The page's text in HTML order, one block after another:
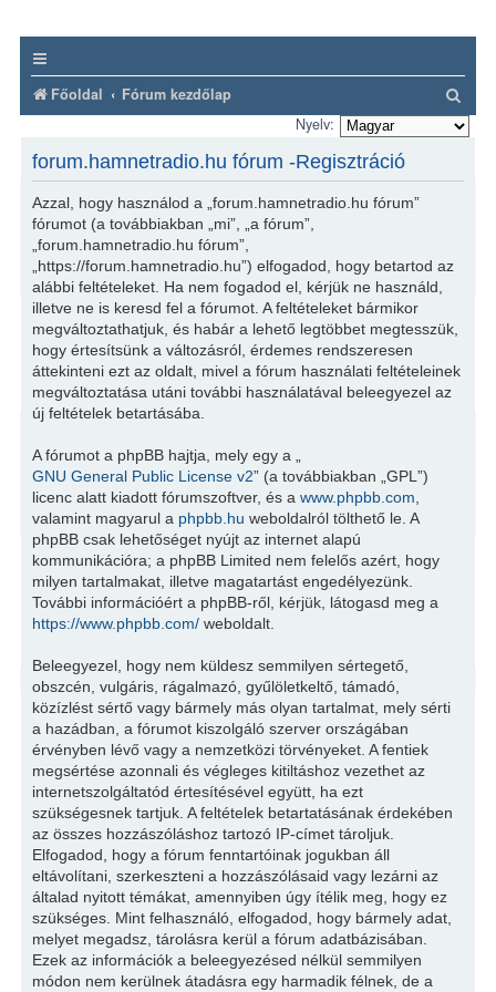
Főoldal Fórum kezdőlap
e
e
Nyelv:
forum.hamnetradio.hu fórum -Regisztráció
Azzal, hogy használod a „forum.hamnetradio.hu fórum”
fórumot (a továbbiakban „mi”, „a fórum”,
„forum.hamnetradio.hu fórum”,
„https://forum.hamnetradio.hu”) elfogadod, hogy betartod az
alábbi feltételeket. Ha nem fogadod el, kérjük ne használd,
illetve ne is keresd fel a fórumot. A feltételeket bármikor
megváltoztathatjuk, és habár a lehető legtöbbet megtesszük,
hogy értesítsünk a változásról, érdemes rendszeresen
áttekinteni ezt az oldalt, mivel a fórum használati feltételeinek
megváltoztatása utáni további használatával beleegyezel az
új feltételek betartásába.
A fórumot a phpBB hajtja, mely egy a „
GNU General Public License v2” (a továbbiakban „GPL”)
licenc alatt kiadott fórumszoftver, és awww.phpbb.com
valamint magyarul a phpbb.hu weboldalról tölthető le. A
phpBB csak lehetőséget nyújt az internet alapú
kommunikációra; a phpBB Limited nem felelős azért, hogy
milyen tartalmakat, illetve magatartást engedélyezünk.
További információért a phpBB-ről, kérjük, látogasd meg a
https://www.phpbb.com/ weboldalt.
Beleegyezel, hogy nem küldesz semmilyen sértegető,
obszcén, vulgáris, rágalmazó, gyűlöletkeltő, támadó,
közízlést sértő vagy bármely más olyan tartalmat, mely sérti
a hazádban, a fórumot kiszolgáló szerver országában
érvényben lévő vagy a nemzetközi törvényeket. A fentiek
megsértése azonnali és végleges kitiltáshoz vezethet az
internetszolgáltatód értesítésével együtt, ha ezt
szükségesnek tartjuk. A feltételek betartatásának érdekében
az összes hozzászóláshoz tartozó IP-címet tároljuk.
Elfogadod, hogy a fórum fenntartóinak jogukban áll
eltávolítani, szerkeszteni a hozzászólásaid vagy lezárni az
általad nyitott témákat, amennyiben úgy ítélik meg, hogy ez
szükséges. Mint felhasználó, elfogadod, hogy bármely adat,
melyet megadsz, tárolásra kerül a fórum adatbázisában.
Ezek az információk a beleegyezésed nélkül semmilyen
módon nem kerülnek átadásra egy harmadik félnek, de a